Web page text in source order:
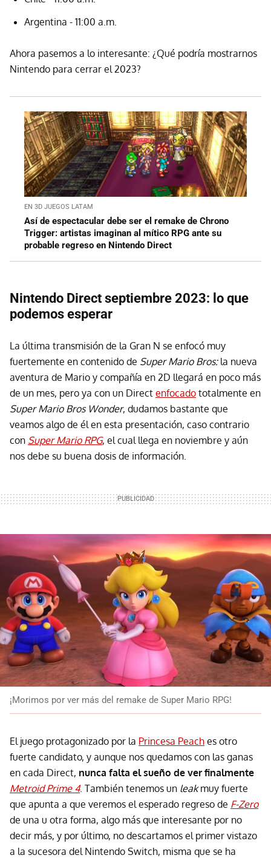
Argentina - 11:00 a.m.
Ahora pasemos a lo interesante: ¿Qué podría mostrarnos
Nintendo para cerrar el 2023?
EN 3D JUEGOS LATAM
Así de espectacular debe ser el remake de Chrono
Trigger: artistas imaginan al mítico RPG ante su
probable regreso en Nintendo Direct
Nintendo Direct septiembre 2023: lo que
podemos esperar
La última transmisión de la Gran N se enfocó muy
fuertemente en contenido de Super Mario Bros:la nueva
aventura de Mario y compañía en 2D llegará en poco más
de un mes, pero ya con un Direct enfocado totalmente en
Super Mario Bros Wonder, dudamos bastante que
veamos algo de él en esta presentación, caso contrario
con Super Mario RPG, el cual llega en noviembre y aún
nos debe su buena dosis de información.
¡Morimos por ver más del remake de Super Mario RPG!
El juego protagonizado por la Princesa Peach es otro
fuerte candidato, y aunque nos quedamos con las ganas
en cada Direct, nunca falta el sueño de ver finalmente
Metroid Prime 4. También tenemos un leakmuy fuerte
que apunta a que veremos el esperado regreso de F-Zero
de una u otra forma, algo más que interesante por no
decir más, y por último, no descartamos el primer vistazo
a la sucesora del Nintendo Switch, misma que se ha